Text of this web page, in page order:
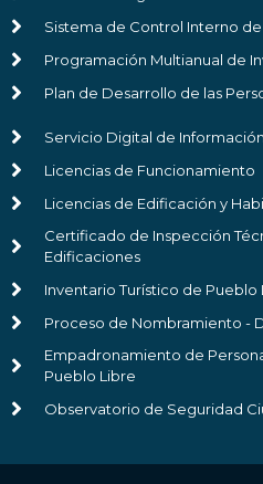
Sistema de Control Interno
Programación Multianual de
Plan de Desarrollo de las
Servicio Digital de
Licencias de Funcionamiento
Licencias de Edificación y
Certificado de Inspección
Edificaciones
Inventario Turístico de Pueblo
Proceso de Nombramiento -
Empadronamiento de
Pueblo Libre
Observatorio de Seguridad